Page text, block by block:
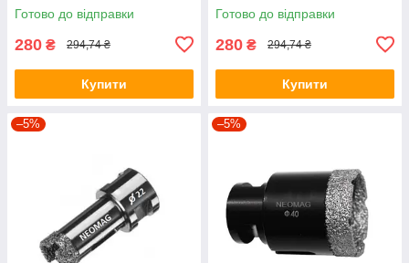
Готово до відправки
280 ₴ 294,74 ₴
Купити
Готово до відправки
280 ₴ 294,74 ₴
Купити
–5% –5%